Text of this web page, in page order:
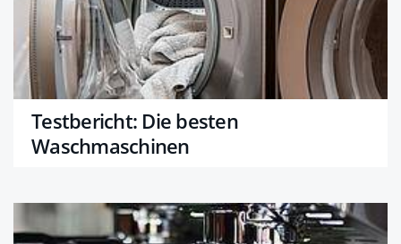
Testbericht: Die besten
Waschmaschinen